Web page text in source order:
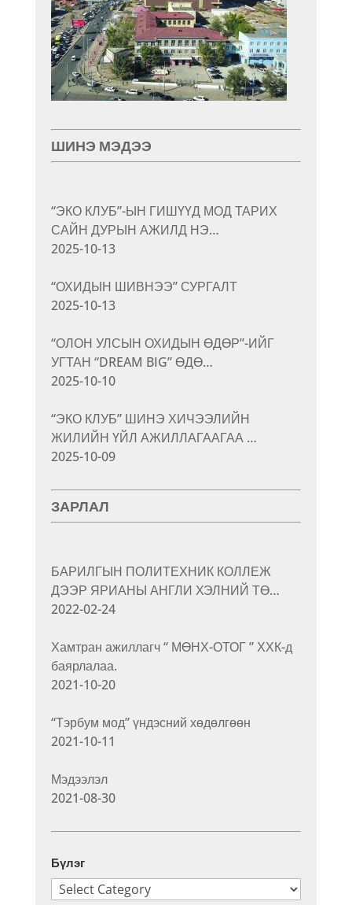
ШИНЭ МЭДЭЭ
“ЭКО КЛУБ”-ЫН ГИШҮҮД МОД ТАРИХ
САЙН ДУРЫН АЖИЛД НЭ…
2025-10-13
“ОХИДЫН ШИВНЭЭ” СУРГАЛТ
2025-10-13
“ОЛОН УЛСЫН ОХИДЫН ӨДӨР”-ИЙГ
УГТАН “DREAM BIG” ӨДӨ…
2025-10-10
“ЭКО КЛУБ” ШИНЭ ХИЧЭЭЛИЙН
ЖИЛИЙН ҮЙЛ АЖИЛЛАГААГАА …
2025-10-09
ЗАРЛАЛ
БАРИЛГЫН ПОЛИТЕХНИК КОЛЛЕЖ
ДЭЭР ЯРИАНЫ АНГЛИ ХЭЛНИЙ ТӨ…
2022-02-24
Хамтран ажиллагч “ МӨНХ-ОТОГ ” ХХК-д
баярлалаа.
2021-10-20
“Тэрбум мод” үндэсний хөдөлгөөн
2021-10-11
Мэдээлэл
2021-08-30
Бүлэг
Бүлэг